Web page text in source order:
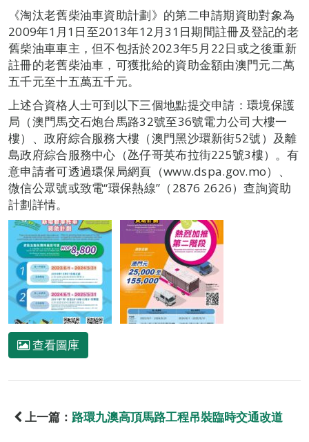
《淘汰老舊柴油車資助計劃》的第二申請期資助對象為
2009年1月1日至2013年12月31日期間註冊及登記的老
舊柴油車車主，但不包括於2023年5月22日或之後重新
註冊的老舊柴油車，可獲批給的資助金額由澳門元二萬
五千元至十五萬五千元。
上述合資格人士可到以下三個地點提交申請：環境保護
局（澳門馬交石炮台馬路32號至36號電力公司大樓一
樓）、政府綜合服務大樓（澳門黑沙環新街52號）及離
島政府綜合服務中心（氹仔哥英布拉街225號3樓）。有
意申請者可透過環保局網頁（www.dspa.gov.mo）、
微信公眾號或致電“環保熱線”（2876 2626）查詢資助
計劃詳情。
查看圖庫
上一篇： 路環九澳高頂馬路工程吊裝臨時交通改道